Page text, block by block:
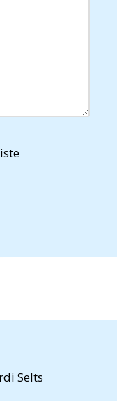
Selts